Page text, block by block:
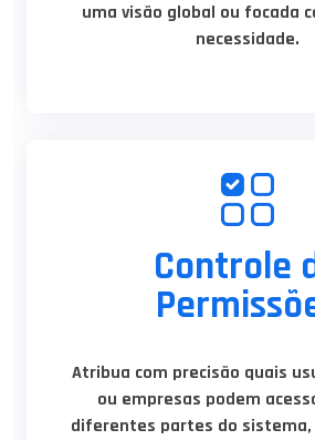
uma visão global ou focada
necessidade.
Controle
Atribua com precisão quais
ou empresas podem
diferentes partes do sistema,